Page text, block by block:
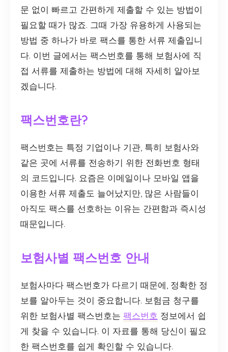
문 없이 빠르고 간편하게 제출할 수 있는 방법이
필요할 때가 많죠. 그때 가장 유용하게 사용되는
방법 중 하나가 바로 팩스를 통한 서류 제출입니
다. 이번 글에서는 팩스번호를 통해 보험사에 직
접 서류를 제출하는 방법에 대해 자세히 알아보
겠습니다.
팩스번호란?
팩스번호는 특정 기업이나 기관, 특히 보험사와
같은 곳에 서류를 전송하기 위한 전화번호 형태
의 코드입니다. 요즘은 이메일이나 모바일 앱을
이용한 서류 제출도 늘어났지만, 많은 사람들이
아직도 팩스를 선호하는 이유는 간편함과 즉시성
때문입니다.
보험사별 팩스번호 안내
보험사마다 팩스번호가 다르기 때문에, 정확한 정
보를 알아두는 것이 중요합니다. 보험금 청구를
위한 보험사별 팩스번호는 팩스번호 정보에서 쉽
게 찾을 수 있습니다. 이 자료를 통해 당신이 필요
한 팩스번호를 쉽게 확인할 수 있습니다.